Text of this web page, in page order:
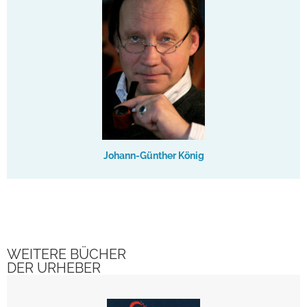
Johann-Günther König
WEITERE BÜCHER
DER URHEBER